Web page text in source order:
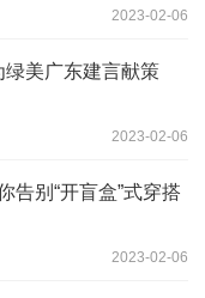
2023-02-06
美广东建言献策
2023-02-06
告别“开盲盒”式穿搭
2023-02-06